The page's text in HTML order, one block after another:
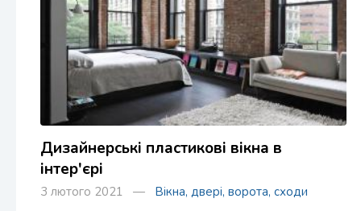
Дизайнерські пластикові вікна в
інтер'єрі
3 лютого 2021 — Вікна, двері, ворота, сходи